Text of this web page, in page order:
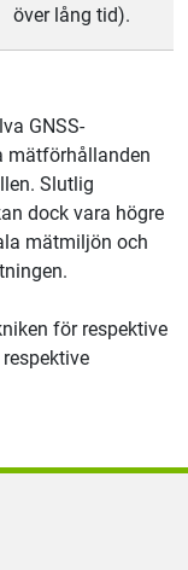
över lång tid).
GNSS-
mätförhållanden
Slutlig
dock vara högre
mätmiljön och
för respektive
respektive